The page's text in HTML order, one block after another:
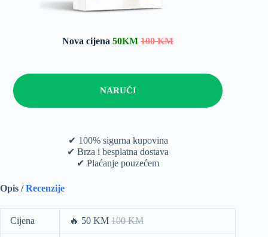
Nova cijena50KM 100 KM
NARUČI
✔ 100% sigurna kupovina
✔ Brza i besplatna dostava
✔ Plaćanje pouzećem
Opis /Recenzije
Cijena 🔥 50 KM 100 KM